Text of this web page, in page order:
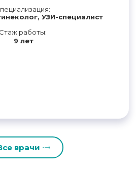
УЗИ-специалист
Стаж работы:
9 лет
врачи